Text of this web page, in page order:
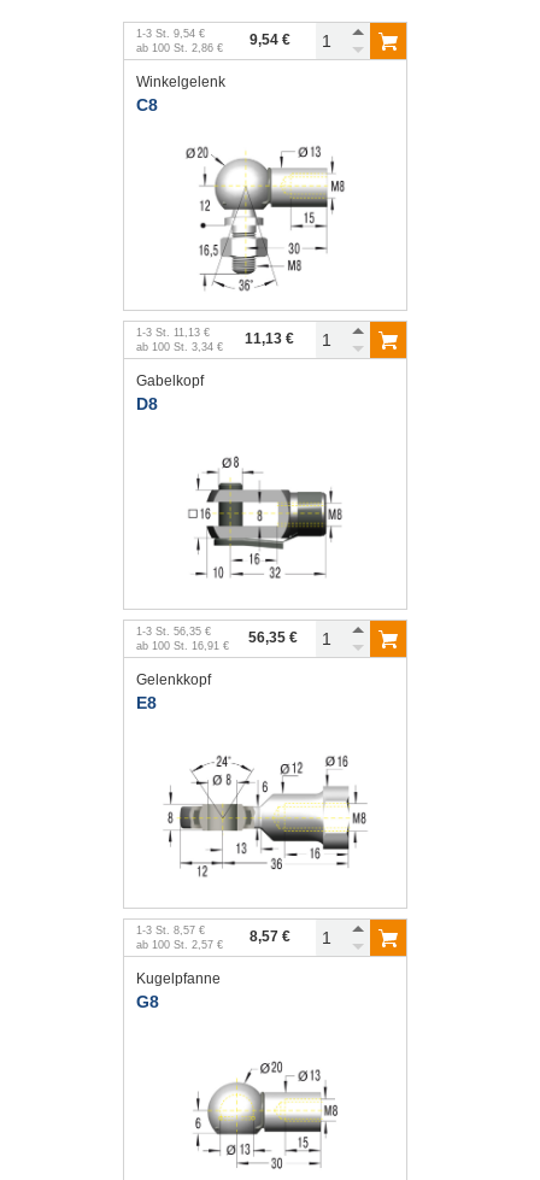
1 -3 St. 9,54 €
ab 100 St. 2,86 € 9,54 €
Winkelgelenk
C8
1 -3 St. 11,13 €
ab 100 St. 3,34 € 11,13 €
Gabelkopf
D8
1 -3 St. 56,35 €
ab 100 St. 16,91 € 56,35 €
Gelenkkopf
E8
1 -3 St. 8,57 €
ab 100 St. 2,57 € 8,57 €
Kugelpfanne
G8